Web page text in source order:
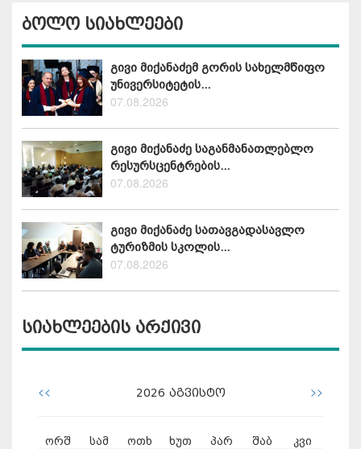
ბოლო სიახლეები
გივი მიქანაძემ გორის სახელმწიფო
უნივერსიტეტის...
07.08.2026
გივი მიქანაძე საგანმანათლებლო
რესურსცენტრების...
07.08.2026
გივი მიქანაძე სათავგადასავლო
ტურიზმის სკოლის...
07.08.2026
სიახლეების არქივი
<< 2026 აგვისტო >>
ორშ სამ ოთხ ხუთ პარ შაბ კვი